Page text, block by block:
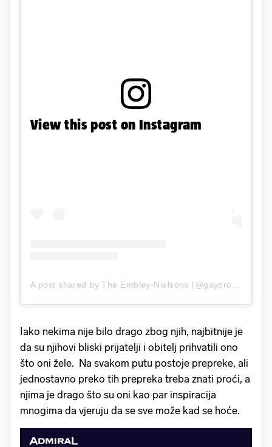
View this post on Instagram
A post shared by The Embley-Nielsons (@gayprofessordad)
Iako nekima nije bilo drago zbog njih, najbitnije je
da su njihovi bliski prijatelji i obitelj prihvatili ono
što oni žele. Na svakom putu postoje prepreke, ali
jednostavno preko tih prepreka treba znati proći, a
njima je drago što su oni kao par inspiracija
mnogima da vjeruju da se sve može kad se hoće.